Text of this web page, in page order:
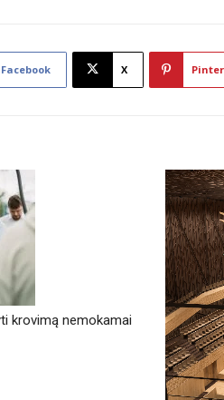
Facebook X
krovimą nemokamai